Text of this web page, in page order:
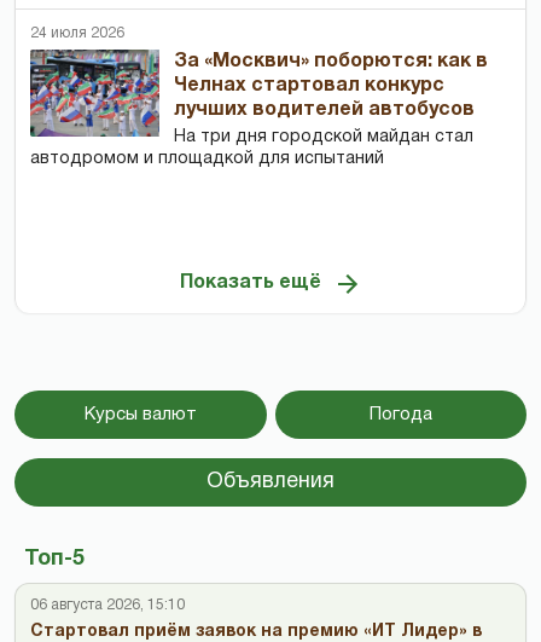
24 июля 2026
За «Москвич» поборются: как в
Челнах стартовал конкурс
лучших водителей автобусов
На три дня городской майдан стал
автодромом и площадкой для испытаний
Показать ещё
Курсы валют Погода
Объявления
Топ-5
06 августа 2026, 15:10
Стартовал приём заявок на премию «ИТ Лидер» в